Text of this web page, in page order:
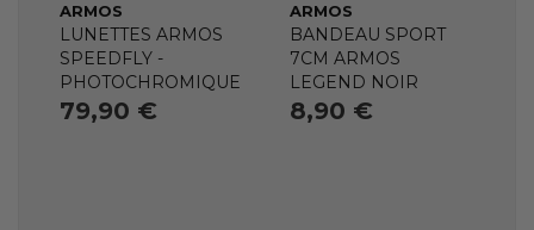
ARMOS
LUNETTES ARMOS
SPEEDFLY -
PHOTOCHROMIQUE
79,90 €
ARMOS
BANDEAU SPORT
7CM ARMOS
LEGEND NOIR
8,90 €